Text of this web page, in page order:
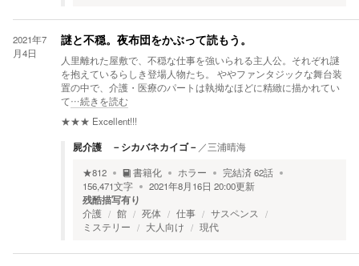
2021年7
月4日
謎と不穏。夜布団をかぶって読もう。
人里離れた屋敷で、不穏な仕事を強いられる主人公。それぞれ謎
を抱えているらしき登場人物たち。 ややファンタジックな舞台装
置の中で、介護・医療のパートは執拗なほどに精緻に描かれてい
て…続きを読む
★★★ Excellent!!!
屍介護 －シカバネカイゴ－ ／三浦晴海
★812 書籍化 ホラー 完結済 62話
156,471文字 2021年8月16日 20:00更新
残酷描写有り
介護 館 死体 仕事
サスペンス
ミステリー
大人向け 現代